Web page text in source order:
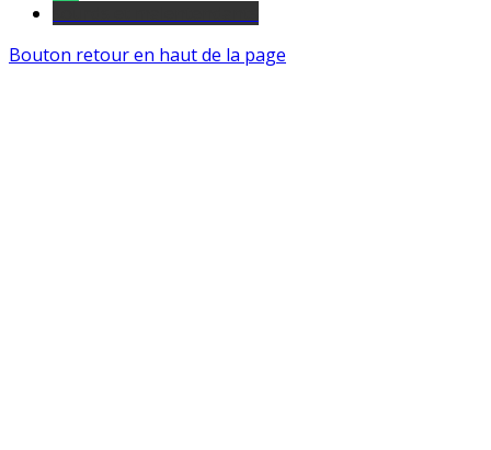
Bouton retour en haut de la page